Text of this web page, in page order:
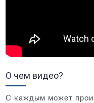
О чем видео?
С каждым может